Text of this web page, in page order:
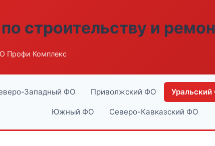
строительству и
Профи Комплекс
Западный ФО Приволжский ФО
Южный ФО Северо-Кавказский ФО